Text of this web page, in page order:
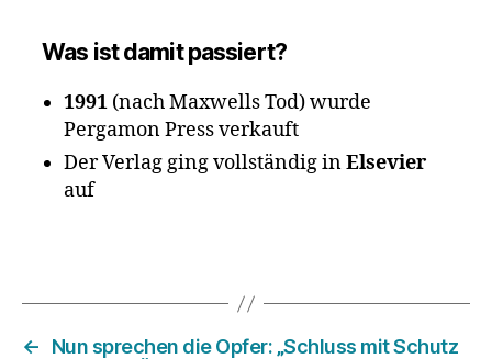
Was ist damit passiert?
1991 (nach Maxwells Tod) wurde
Pergamon Press verkauft
Der Verlag ging vollständig inElsevier
auf
←
Nun sprechen die Opfer: „Schluss mit Schutz